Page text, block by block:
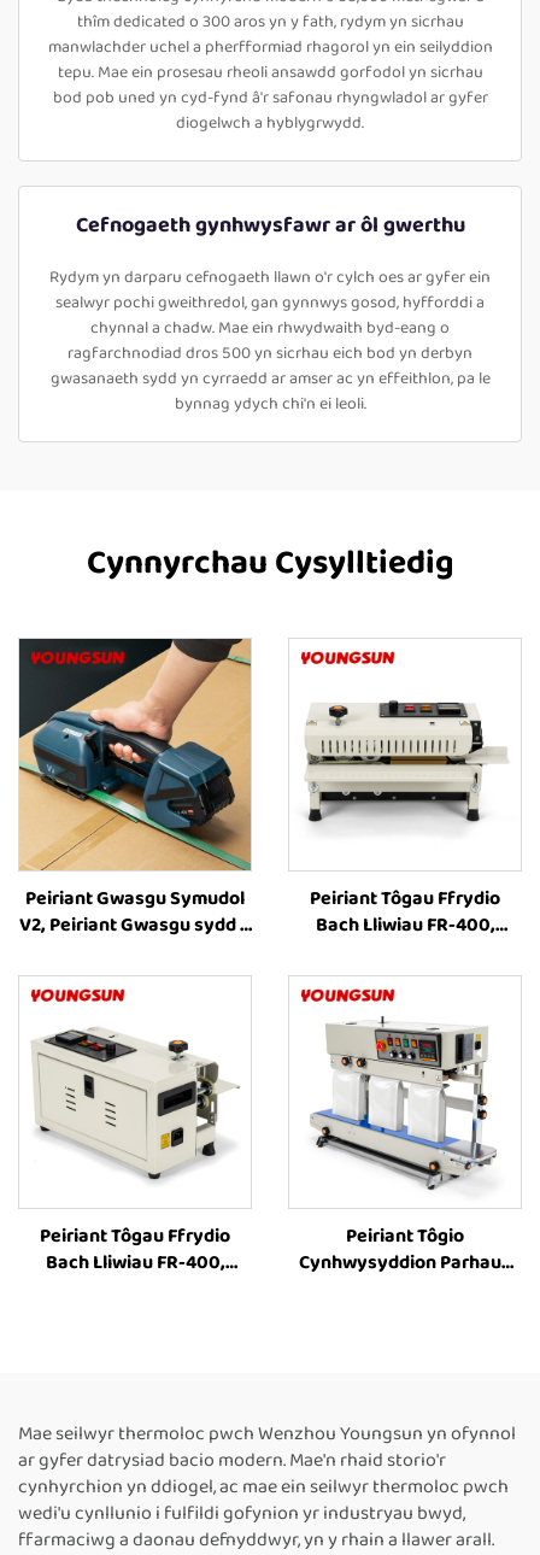
thîm dedicated o 300 aros yn y fath, rydym yn sicrhau
manwlachder uchel a pherfformiad rhagorol yn ein seilyddion
tepu. Mae ein prosesau rheoli ansawdd gorfodol yn sicrhau
bod pob uned yn cyd-fynd â'r safonau rhyngwladol ar gyfer
diogelwch a hyblygrwydd.
Cefnogaeth gynhwysfawr ar ôl gwerthu
Rydym yn darparu cefnogaeth llawn o'r cylch oes ar gyfer ein
sealwyr pochi gweithredol, gan gynnwys gosod, hyfforddi a
chynnal a chadw. Mae ein rhwydwaith byd-eang o
ragfarchnodiad dros 500 yn sicrhau eich bod yn derbyn
gwasanaeth sydd yn cyrraedd ar amser ac yn effeithlon, pa le
bynnag ydych chi'n ei leoli.
Cynnyrchau Cysylltiedig
Peiriant Gwasgu Symudol
V2, Peiriant Gwasgu sydd â
Gwasgu Plastig, Offer
Gwasgu a Thrawsio
Peiriant Tôgau Ffrydio
Bach Lliwiau FR-400,
Peiriannau Tôgau Ffrydio
Band Parhaus ar gyfer
Pecynu Bwyd
Peiriant Tôgau Ffrydio
Bach Lliwiau FR-400,
Peiriant Tôgio
Cynhwysyddion Parhaus
Peiriant Tôgio
Cynhwysyddion Coffi
Mae seilwyr thermoloc pwch Wenzhou Youngsun yn ofynnol
ar gyfer datrysiad bacio modern. Mae'n rhaid storio'r
cynhyrchion yn ddiogel, ac mae ein seilwyr thermoloc pwch
wedi'u cynllunio i fulfildi gofynion yr industryau bwyd,
ffarmaciwg a daonau defnyddwyr, yn y rhain a llawer arall.